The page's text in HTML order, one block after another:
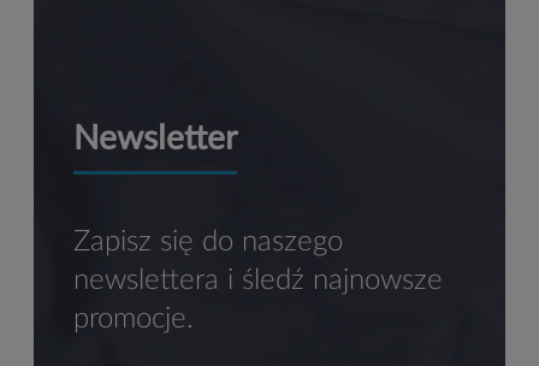
Newsletter
Zapisz się do naszego
newslettera i śledź najnowsze
promocje.